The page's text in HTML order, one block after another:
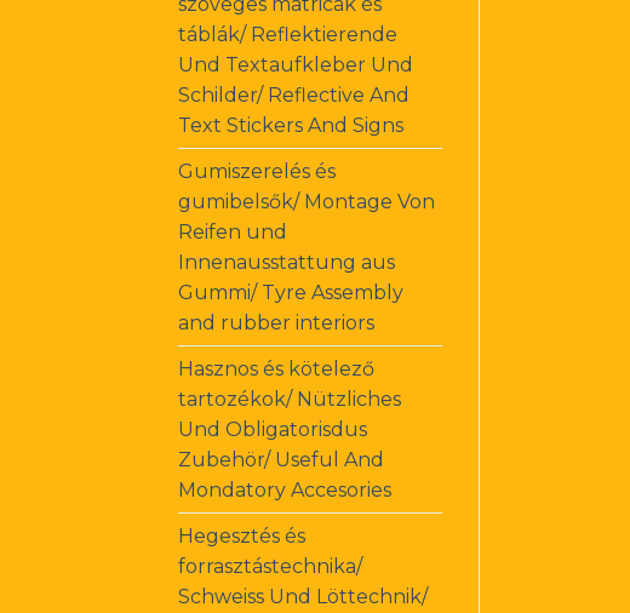
táblák/ Reflektierende
Und Textaufkleber Und
Schilder/ Reflective And
Text Stickers And Signs
Gumiszerelés és
gumibelsők/ Montage Von
Reifen und
Innenausstattung aus
Gummi/ Tyre Assembly
and rubber interiors
Hasznos és kötelező
tartozékok/ Nützliches
Und Obligatorisdus
Zubehör/ Useful And
Mondatory Accesories
Hegesztés és
forrasztástechnika/
Schweiss Und Löttechnik/